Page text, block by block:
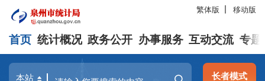
繁体版 移动版
首页 统计概况 政务公开 办事服务 互动交流 专题
长者模式